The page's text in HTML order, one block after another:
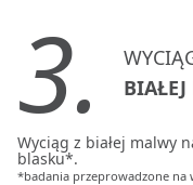
3.
Wyciąg z białej malwy
blasku*.
*badania przeprowadzone na